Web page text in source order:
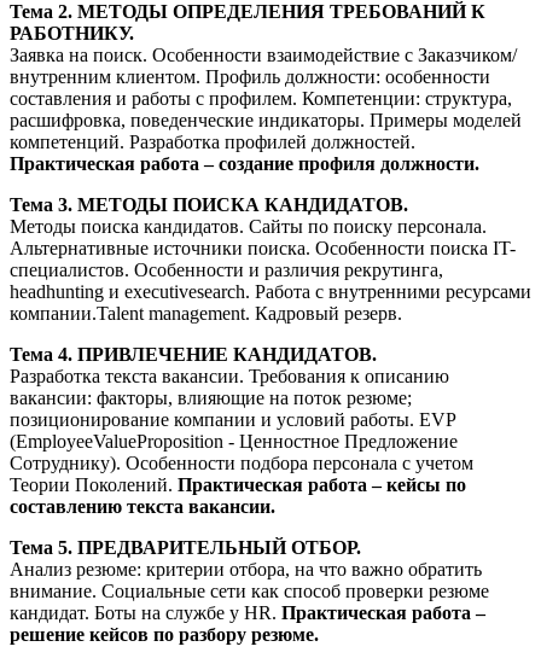
Тема 2. МЕТОДЫ ОПРЕДЕЛЕНИЯ ТРЕБОВАНИЙ К
РАБОТНИКУ.
Заявка на поиск. Особенности взаимодействие с Заказчиком/
внутренним клиентом. Профиль должности: особенности
составления и работы с профилем. Компетенции: структура,
расшифровка, поведенческие индикаторы. Примеры моделей
компетенций. Разработка профилей должностей.
Практическая работа – создание профиля должности.
Тема 3. МЕТОДЫ ПОИСКА КАНДИДАТОВ.
Методы поиска кандидатов. Сайты по поиску персонала.
Альтернативные источники поиска. Особенности поиска IT-
специалистов. Особенности и различия рекрутинга,
headhunting и executivesearch. Работа с внутренними ресурсами
компании.Talent management. Кадровый резерв.
Тема 4. ПРИВЛЕЧЕНИЕ КАНДИДАТОВ.
Разработка текста вакансии. Требования к описанию
вакансии: факторы, влияющие на поток резюме;
позиционирование компании и условий работы. EVP
(EmployeeValueProposition - Ценностное Предложение
Сотруднику). Особенности подбора персонала с учетом
Теории Поколений. Практическая работа – кейсы по
составлению текста вакансии.
Тема 5. ПРЕДВАРИТЕЛЬНЫЙ ОТБОР.
Анализ резюме: критерии отбора, на что важно обратить
внимание. Социальные сети как способ проверки резюме
кандидат. Боты на службе у HR. Практическая работа –
решение кейсов по разбору резюме.